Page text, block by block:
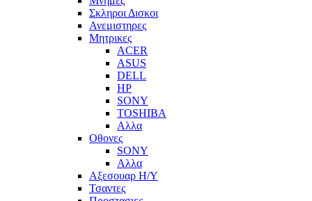
Σκληροι Δισκοι
Ανεμιστηρες
Μητρικες
ACER
ASUS
DELL
HP
SONY
TOSHIBA
Αλλα
Οθονες
SONY
Αλλα
Αξεσουαρ Η/Υ
Τσαντες